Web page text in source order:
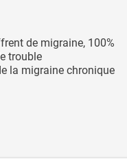
de migraine, 100%
trouble
la migraine chronique